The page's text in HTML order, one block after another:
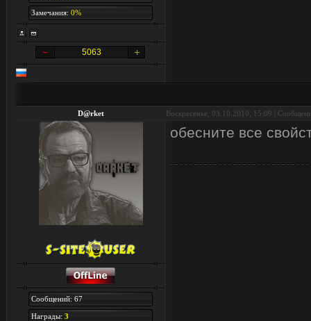
Замечания: 0%
5063
D@rket Воскресенье, 03.10.2010, 15:09 |
Сообщений: 67
Награды: 3
обесните все